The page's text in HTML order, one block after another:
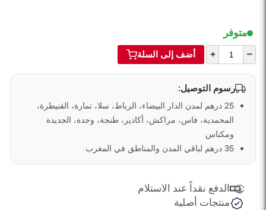
متوفر
–
+ أضف إلى السلة
رسوم التوصيل:
25 درهم لمدن الدار البيضاء، الرباط، سلا، تمارة، القنيطرة،
المحمدية، فاس، مراكش، أكادير، طنجة، وجدة، الجديدة
ومكناس
35 درهم لباقي المدن والمناطق في المغرب
الدفع نقداً عند الاستلام
منتجات أصلية